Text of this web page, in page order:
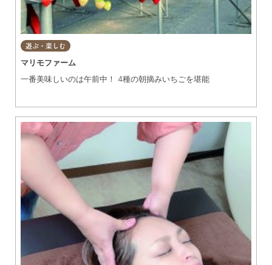
遊ぶ・楽しむ
マリモファーム
一番美味しいのは午前中！ 4種の朝摘みいちごを堪能